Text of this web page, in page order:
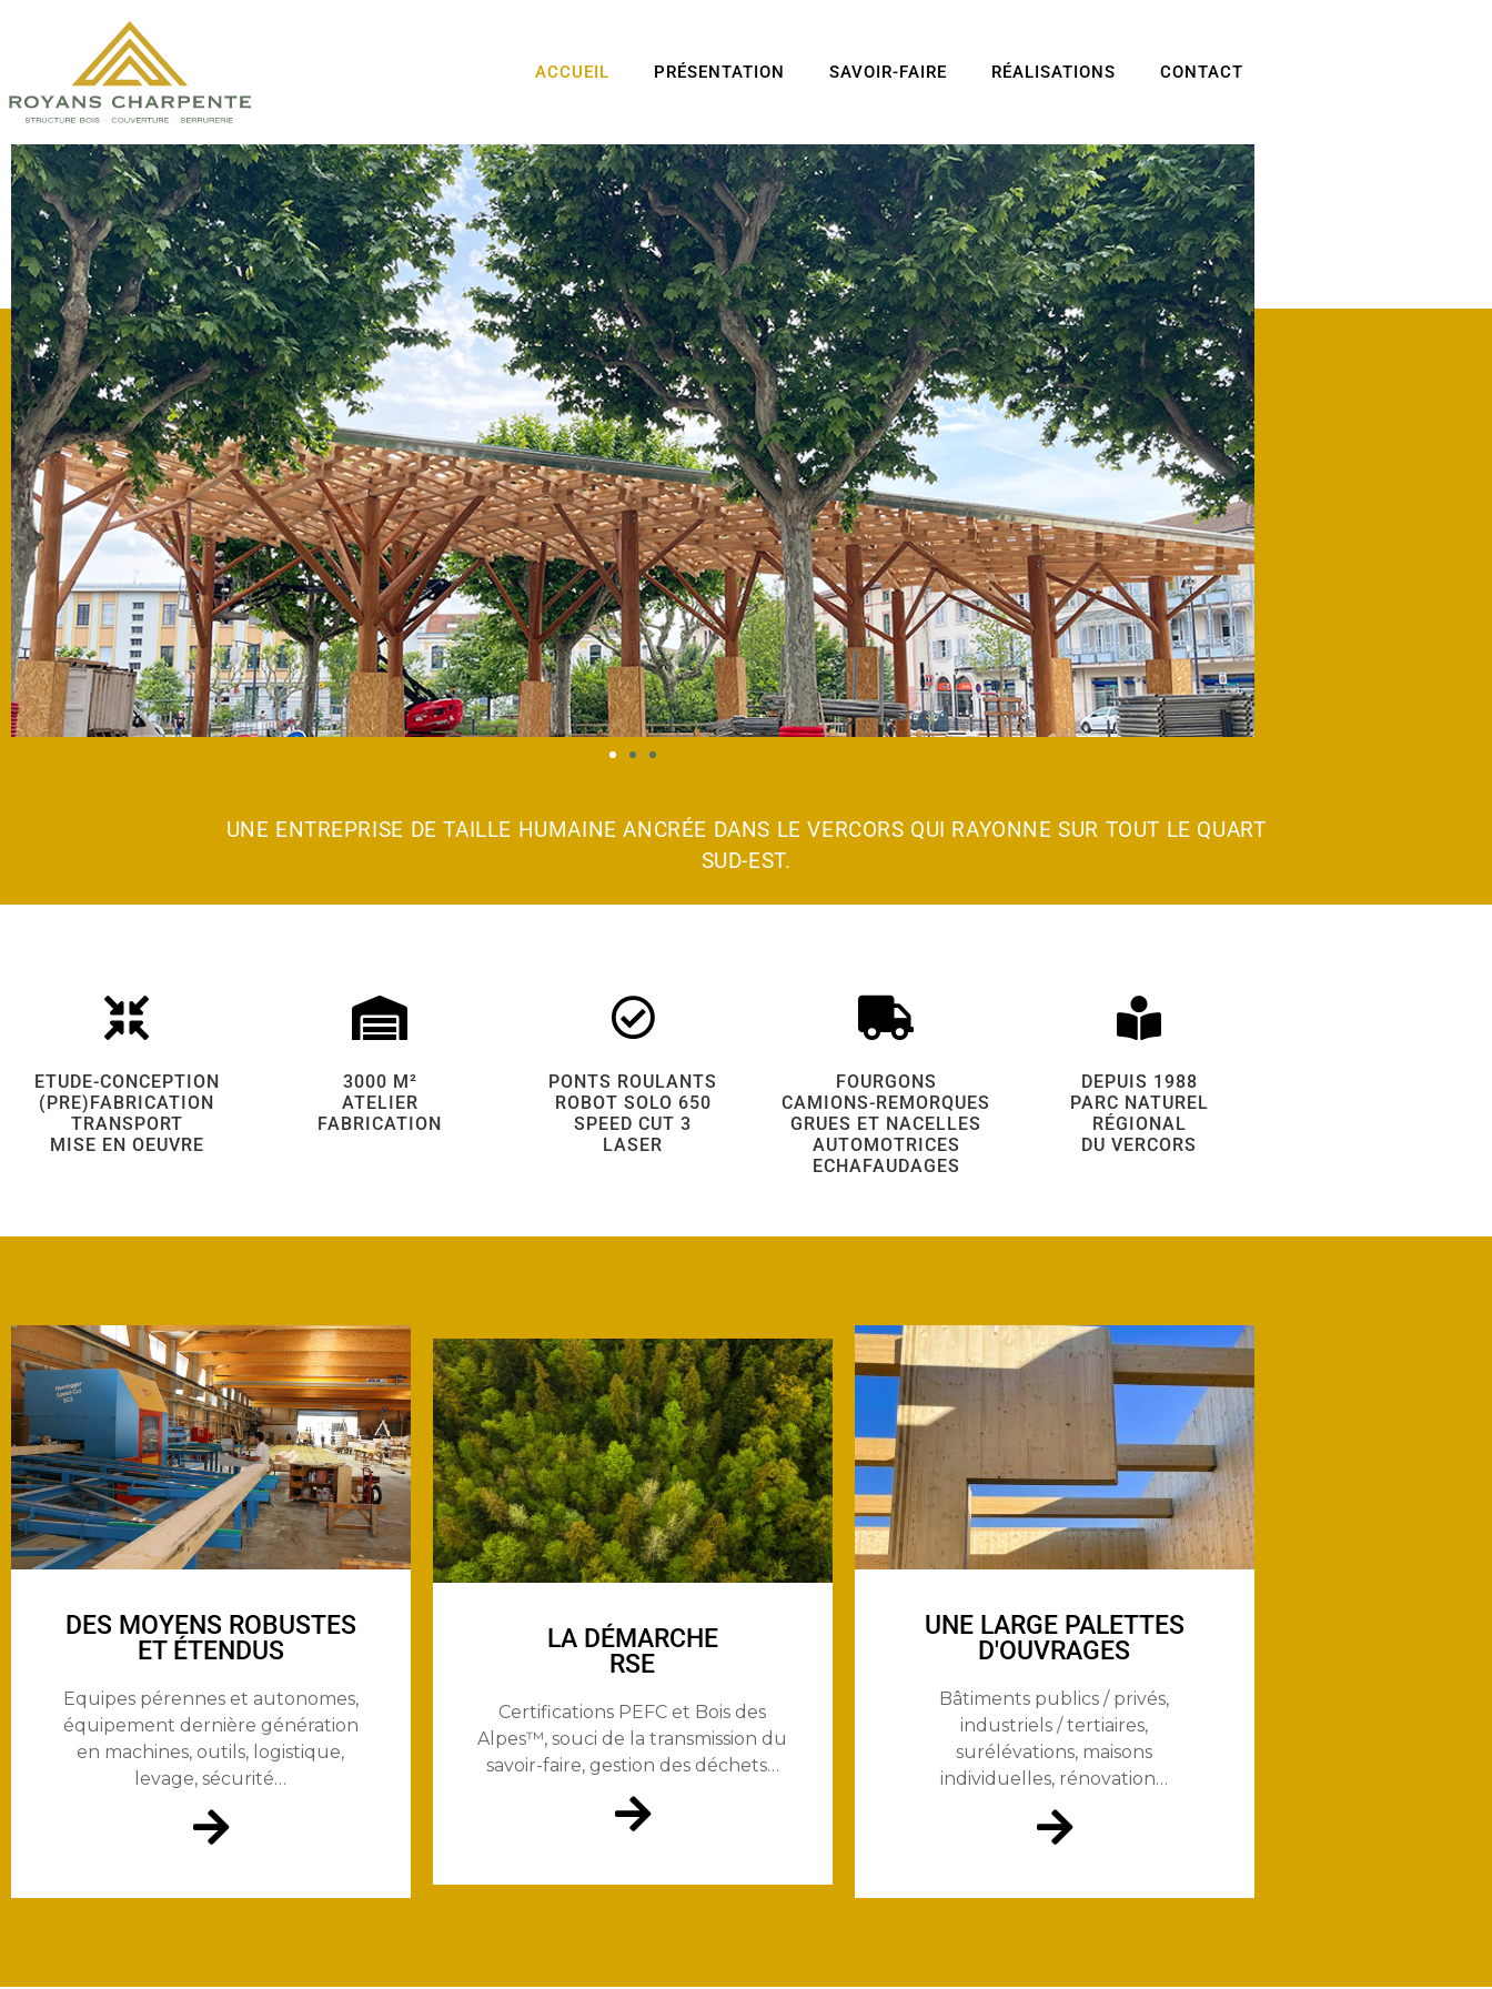
ACCUEIL PRÉSENTATION SAVOIR-FAIRE RÉALISATIONS CONTACT
ROYANS
CHARPENTE
UNE ENTREPRISE DE TAILLE HUMAINE ANCRÉE DANS LE VERCORS QUI RAYONNE SUR TOUT LE QUART
SUD-EST.
ETUDE-CONCEPTION
(PRE)FABRICATION
TRANSPORT
MISE EN OEUVRE
3000 M²
ATELIER
FABRICATION
PONTS ROULANTS
ROBOT SOLO 650
SPEED CUT 3
LASER
FOURGONS
CAMIONS-REMORQUES
GRUES ET NACELLES
AUTOMOTRICES
ECHAFAUDAGES
DEPUIS 1988
PARC NATUREL
RÉGIONAL
DU VERCORS
DES MOYENS ROBUSTES
ET ÉTENDUS
Equipes pérennes et autonomes,
équipement dernière génération
en machines, outils, logistique,
levage, sécurité…
LA DÉMARCHE
RSE
Certifications PEFC et Bois des
Alpes™, souci de la transmission du
savoir-faire, gestion des déchets…
UNE LARGE PALETTES
D'OUVRAGES
Bâtiments publics / privés,
industriels / tertiaires,
surélévations, maisons
individuelles, rénovation…